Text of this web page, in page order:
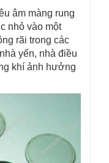
âm màng rung
nhỏ vào một
rãi trong các
yến, nhà điều
khí ảnh hưởng